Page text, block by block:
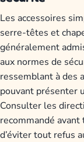
Les accessoires
serre-têtes et
généralement
aux normes de
ressemblant à des
pouvant présenter
Consulter les
recommandé
d’éviter tout refus